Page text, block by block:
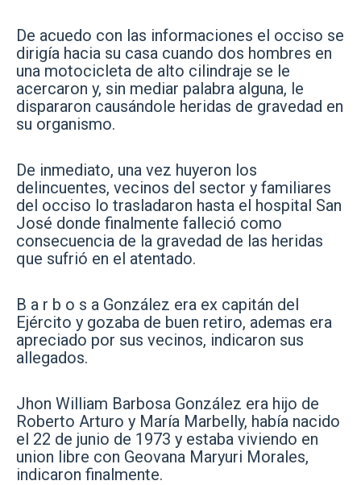
De acuedo con las informaciones el occiso se
dirigía hacia su casa cuando dos hombres en
una motocicleta de alto cilindraje se le
acercaron y, sin mediar palabra alguna, le
dispararon causándole heridas de gravedad en
su organismo.
De inmediato, una vez huyeron los
delincuentes, vecinos del sector y familiares
del occiso lo trasladaron hasta el hospital San
José donde finalmente falleció como
consecuencia de la gravedad de las heridas
que sufrió en el atentado.
B a r b o s a González era ex capitán del
Ejército y gozaba de buen retiro, ademas era
apreciado por sus vecinos, indicaron sus
allegados.
Jhon William Barbosa González era hijo de
Roberto Arturo y María Marbelly, había nacido
el 22 de junio de 1973 y estaba viviendo en
union libre con Geovana Maryuri Morales,
indicaron finalmente.